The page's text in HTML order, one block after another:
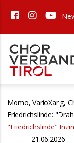
zum
Momo, VarioXang,
Friedrichslinde:
"Friedrichslinde"
21.06.2026